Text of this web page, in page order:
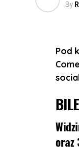
By
Pod
oraz